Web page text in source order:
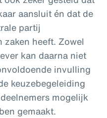
aansluit én dat de
partij
zaken heeft. Zowel
kan daarna niet
invulling
keuzebegeleiding
mogelijk
gemaakt.